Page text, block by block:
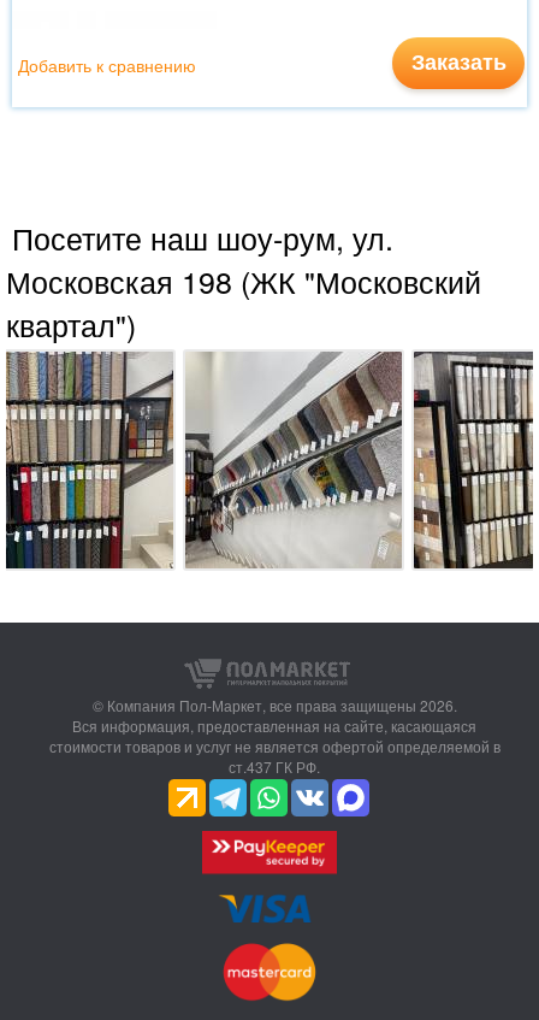
Заказать
Добавить к сравнению
Посетите наш шоу-рум, ул.
Московская 198 (ЖК "Московский
квартал")
© Компания Пол-Маркет, все права защищены 2026.
Вся информация, предоставленная на сайте, касающаяся
стоимости товаров и услуг не является офертой определяемой в
ст.437 ГК РФ.